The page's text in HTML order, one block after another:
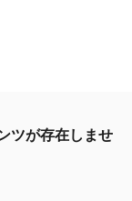
ツが存在しませ